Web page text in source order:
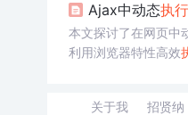
Ajax中动态执行
本文探讨了在网页中
利用浏览器特性高效
关于我
招贤纳